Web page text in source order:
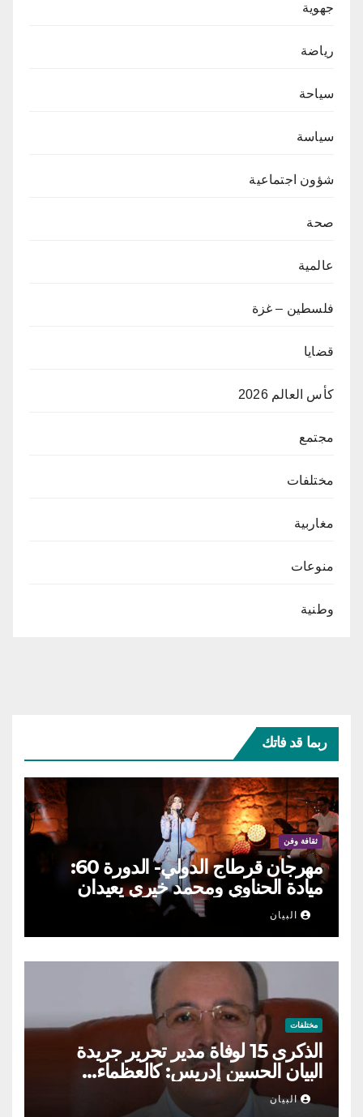
جهوية
رياضة
سياحة
سياسة
شؤون اجتماعية
صحة
عالمية
فلسطين – غزة
قضايا
كأس العالم 2026
مجتمع
مختلفات
مغاربية
منوعات
وطنية
ربما قد فاتك
ثقافة وفن
مهرجان قرطاج الدولي- الدورة 60:
ميادة الحناوي ومحمد خيري يعيدان
الطرب السوري إلى ركح قرطاج
البيان
مختلفات
الذكرى 15 لوفاة مدير تحرير جريدة
البيان الحسين إدريس: كالعظماء…
عاش شامخا ورحل واقفا
البيان